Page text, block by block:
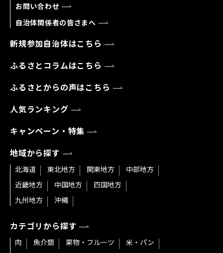
お問い合わせ
自治体関係者の皆さまへ
新規参加自治体はこちら
ふるさとコラムはこちら
ふるさとからの声はこちら
人気ランキング
キャンペーン・特集
地域から探す
北海道 東北地方 関東地方
中部地方
近畿地方
中国地方
四国地方
九州地方
沖縄
カテゴリから探す
肉 魚介類 果物・フルーツ
米・パン